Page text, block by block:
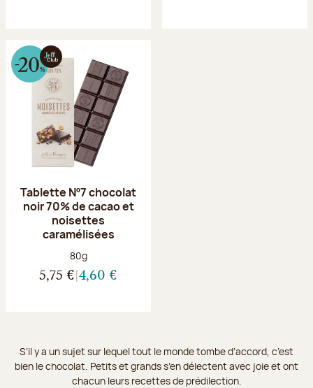
Tablette Nº7 chocolat
noir 70% de cacao et
noisettes
caramélisées
Poids net :
80g
5,75 € 4,60 €
S’il y a un sujet sur lequel tout le monde tombe d’accord, c’est
bien le chocolat. Petits et grands s’en délectent avec joie et ont
chacun leurs recettes de prédilection.